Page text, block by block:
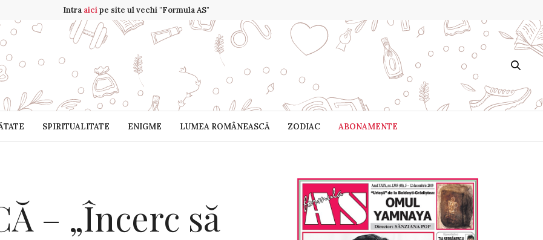
Intra aicipe site ul vechi "Formula AS"
SPIRITUALITATE ENIGME LUMEA ROMÂNEASCĂ ZODIAC ABONAMENTE
– „Încerc să